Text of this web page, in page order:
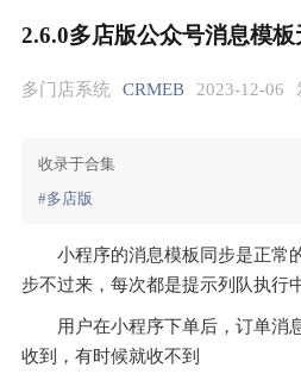
2.6.0多店版公众号消息模
多门店系统 CRMEB 2023-12-06
收录于合集
#多店版
小程序的消息模板同步是正常
步不过来，每次都是提示列队执行
用户在小程序下单后，订单消
收到，有时候就收不到